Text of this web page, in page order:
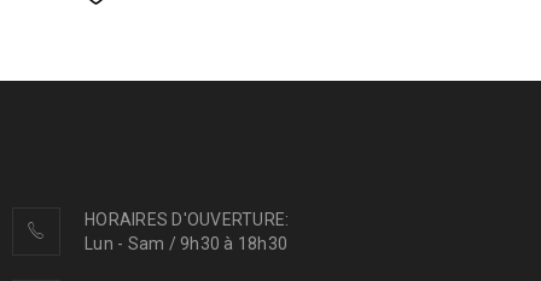
HORAIRES D'OUVERTURE:
Lun - Sam / 9h30 à 18h30